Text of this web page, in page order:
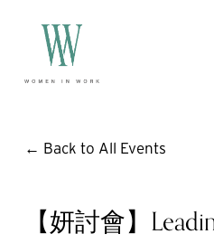
Back to All Events
【妍討會】